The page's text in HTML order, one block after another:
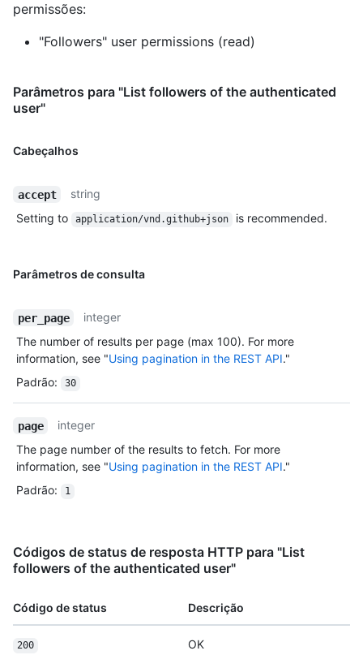
permissões:
"Followers" user permissions (read)
Parâmetros para "List followers of the authenticated
user"
Cabeçalhos
accept
string
Setting to
application/vnd.github+json is recommended.
Parâmetros de consulta
per_page
integer
The number of results per page (max 100). For more
information, see "Using pagination in the REST API."
Padrão: 30
page
integer
The page number of the results to fetch. For more
information, see "Using pagination in the REST API."
Padrão: 1
Códigos de status de resposta HTTP para "List
followers of the authenticated user"
Código de status Descrição
200 OK